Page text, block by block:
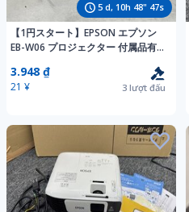
5 d, 10h 48" 46s
【1円スタート】EPSON エプソン
EB-W06 プロジェクター 付属品有
3.948 ₫
21 ¥ 3 lượt đấu